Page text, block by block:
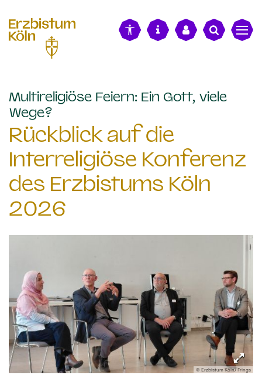
Multireligiöse Feiern: Ein Gott, viele
Wege?
Rückblick auf die
Interreligiöse Konferenz
des Erzbistums Köln
2026
© Erzbistum Köln/ Frings